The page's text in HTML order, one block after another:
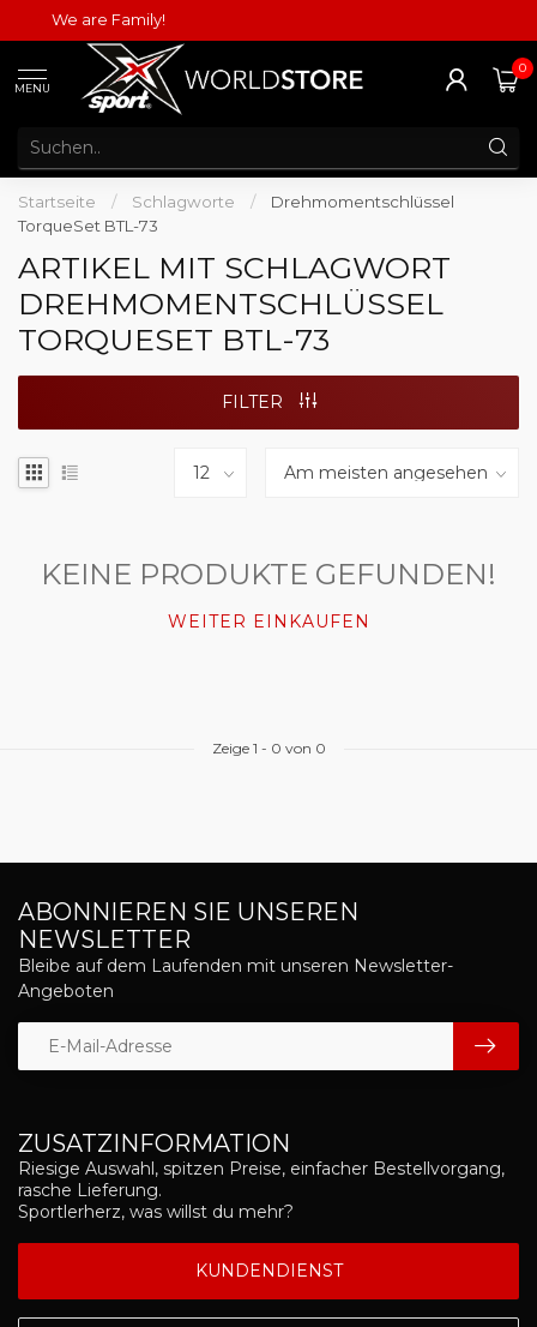
We are Family!
MENU
0
Startseite / Schlagworte /
Drehmomentschlüssel
TorqueSet BTL-73
ARTIKEL MIT SCHLAGWORT
DREHMOMENTSCHLÜSSEL
TORQUESET BTL-73
FILTER
KEINE PRODUKTE GEFUNDEN!
WEITER EINKAUFEN
Zeige 1 - 0 von 0
ZUSATZINFORMATION
Riesige Auswahl, spitzen Preise, einfacher Bestellvorgang,
rasche Lieferung.
Sportlerherz, was willst du mehr?
KUNDENDIENST
ABONNIEREN SIE UNSEREN
NEWSLETTER
Bleibe auf dem Laufenden mit unseren Newsletter-
Angeboten